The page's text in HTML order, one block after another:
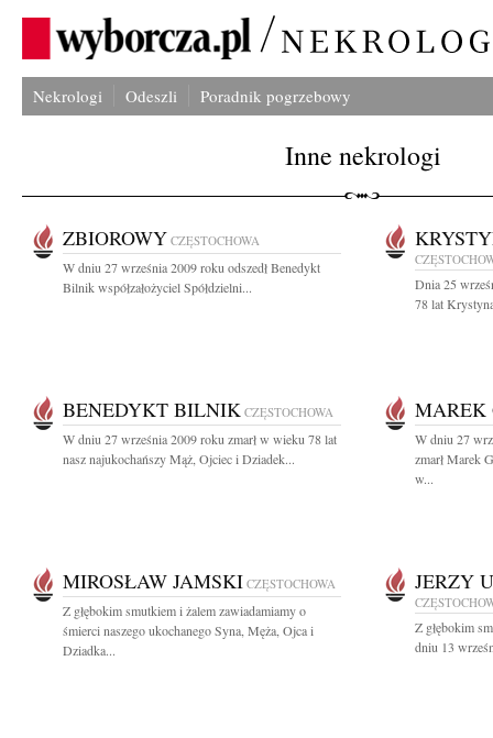
Nekrologi Odeszli Poradnik pogrzebowy
Inne nekrologi
ZBIOROWY CZĘSTOCHOWA
W dniu 27 września 2009 roku odszedł Benedykt
Bilnik współzałożyciel Spółdzielni...
Dnia 25
78 lat
BENEDYKT BILNIK CZĘSTOCHOWA
W dniu 27 września 2009 roku zmarł w wieku 78 lat
nasz najukochańszy Mąż, Ojciec i Dziadek...
MAREK
W dniu 27
zmarł Marek
w...
MIROSŁAW JAMSKI CZĘSTOCHOWA
Z głębokim smutkiem i żalem zawiadamiamy o
śmierci naszego ukochanego Syna, Męża, Ojca i
Dziadka...
JERZY
Z głębokim
dniu 13